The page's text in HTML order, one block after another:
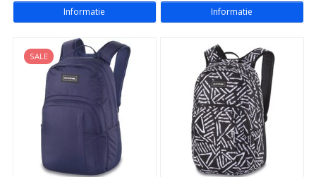
Informatie Informatie
SALE